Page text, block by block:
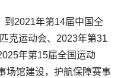
到2021年第14届中国全
克运动会、2023年第31
年第15届全国运动
场馆建设，护航保障赛事